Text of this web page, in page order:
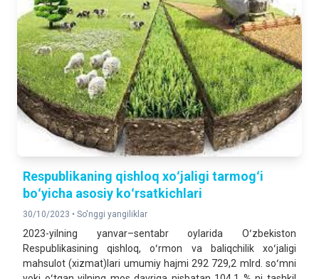
Respublikaning qishloq xoʻjaligi tarmogʻi
boʻyicha asosiy koʻrsatkichlari
30/10/2023 • So'nggi yangiliklar
2023-yilning yanvar–sentabr oylarida Oʻzbekiston
Respublikasining qishloq, oʻrmon va baliqchilik xoʻjaligi
mahsulot (xizmat)lari umumiy hajmi 292 729,2 mlrd. soʻmni